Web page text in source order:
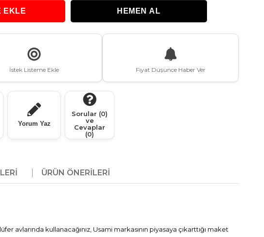
İstek Listeme Ekle Fiyat Düşünce Haber Ver
Yorum Yaz
Sorular (0)
ve
Cevaplar
(0)
ÜRÜN ÖNERILERI
avlarında kullanacağınız, Usami markasının piyasaya çıkarttığı maket